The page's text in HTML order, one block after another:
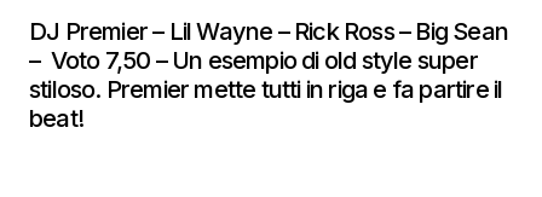
DJ Premier – Lil Wayne – Rick Ross – Big Sean
– Voto 7,50 – Un esempio di old style super
stiloso. Premier mette tutti in riga e fa partire il
beat!